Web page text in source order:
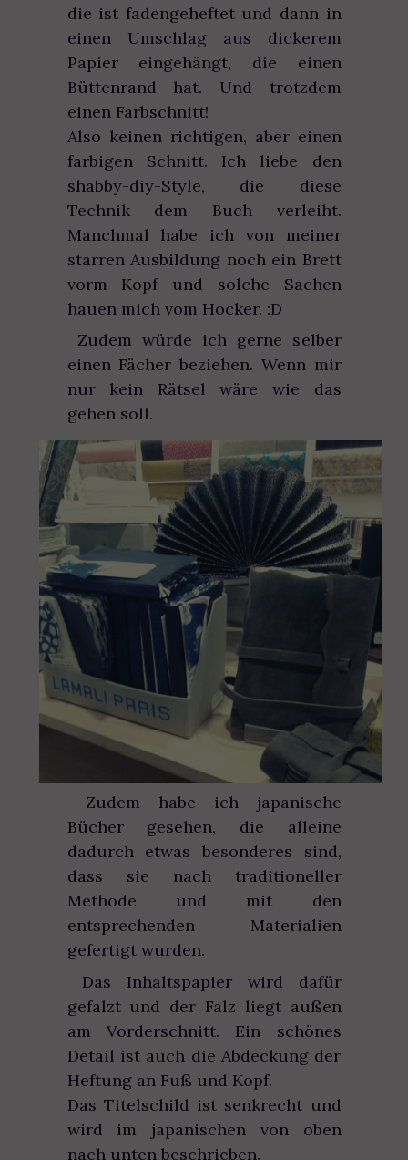
die ist fadengeheftet und dann in
einen Umschlag aus dickerem
Papier eingehängt, die einen
Büttenrand hat. Und trotzdem
einen Farbschnitt!
Also keinen richtigen, aber einen
farbigen Schnitt. Ich liebe den
shabby-diy-Style, die diese
Technik dem Buch verleiht.
Manchmal habe ich von meiner
starren Ausbildung noch ein Brett
vorm Kopf und solche Sachen
hauen mich vom Hocker. :D
Zudem würde ich gerne selber
einen Fächer beziehen. Wenn mir
nur kein Rätsel wäre wie das
gehen soll.
Zudem habe ich japanische
Bücher gesehen, die alleine
dadurch etwas besonderes sind,
dass sie nach traditioneller
Methode und mit den
entsprechenden Materialien
gefertigt wurden.
Das Inhaltspapier wird dafür
gefalzt und der Falz liegt außen
am Vorderschnitt. Ein schönes
Detail ist auch die Abdeckung der
Heftung an Fuß und Kopf.
Das Titelschild ist senkrecht und
wird im japanischen von oben
nach unten beschrieben.